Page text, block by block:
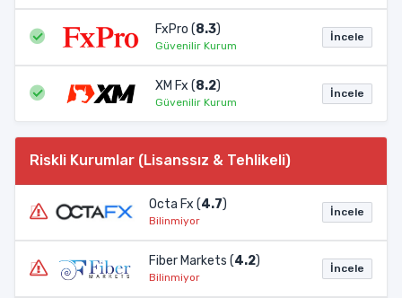
FxPro (8.3)
Güvenilir Kurum
İncele
XM Fx (8.2)
Güvenilir Kurum
İncele
Riskli Kurumlar (Lisanssız & Tehlikeli)
Octa Fx (4.7)
Bilinmiyor
İncele
Fiber Markets (4.2)
Bilinmiyor
İncele